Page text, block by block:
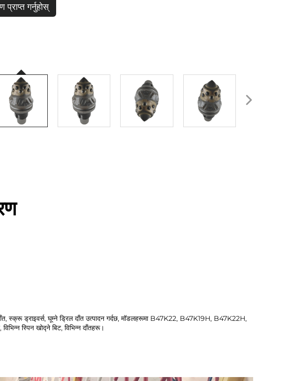
प्राप्त गर्नुहोस्
दाँत, स्क्रू ड्राइवर्स, घूम्ने ड्रिल दाँत उत्पादन गर्दछ, मॉडलहरूमा B47K22, B47K19H, B47K22H,
स्पिन खोद्ने बिट, विभिन्न दाँतहरू।